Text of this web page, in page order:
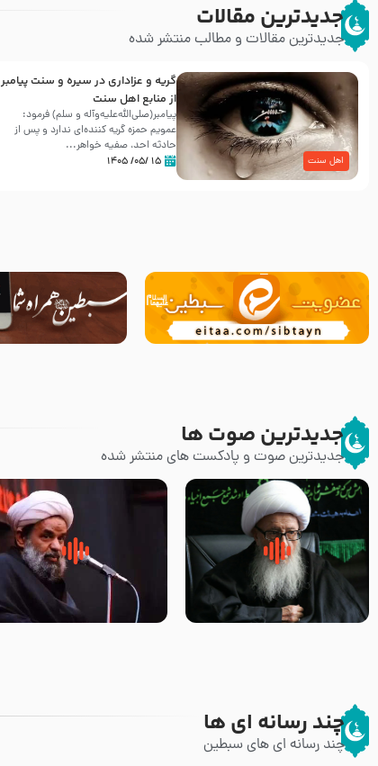
جدیدترین مقالات
جدیدترین مقالات و مطالب منتشر شده
اهل سنت
گریه و عزاداری در سیره و سنت پیامبر
از منابع اهل سنت
پیامبر(صلی‌الله‌علیه‌وآله و سلم) فرمود:
عمویم حمزه گریه کننده‌ای ندارد و پس از
حادثه احد، صفیه خواهر...
۱۵ /۰۵/ ۱۴۰۵
جدیدترین صوت ها
جدیدترین صوت و پادکست های منتشر شده
زوّار اربعین امام حسین (علیه
السلام) با این اشتیاق به زیارت
روضه جانسوز پاره های جگر امام
حسن مجتبی علیه السلام-حجت
چند رسانه ای ها
چند رسانه ای های سبطین